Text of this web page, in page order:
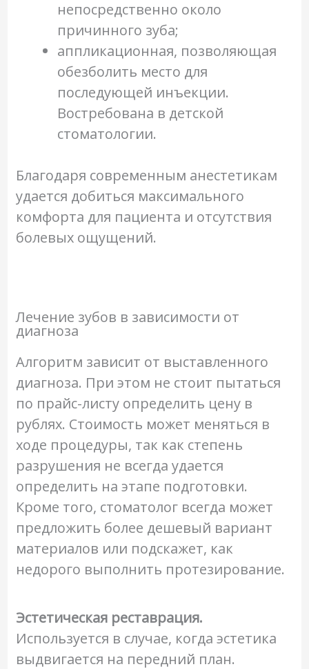
непосредственно около
причинного зуба;
аппликационная, позволяющая
обезболить место для
последующей инъекции.
Востребована в детской
стоматологии.
Благодаря современным анестетикам
удается добиться максимального
комфорта для пациента и отсутствия
болевых ощущений.
Лечение зубов в зависимости от
диагноза
Алгоритм зависит от выставленного
диагноза. При этом не стоит пытаться
по прайс-листу определить цену в
рублях. Стоимость может меняться в
ходе процедуры, так как степень
разрушения не всегда удается
определить на этапе подготовки.
Кроме того, стоматолог всегда может
предложить более дешевый вариант
материалов или подскажет, как
недорого выполнить протезирование.
Эстетическая реставрация.
Используется в случае, когда эстетика
выдвигается на передний план.